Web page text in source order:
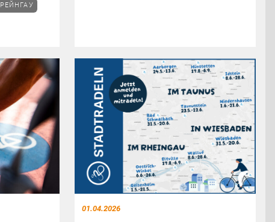
РЕЙНГАУ
01.04.2026